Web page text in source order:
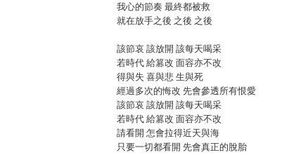
我心的節奏 最終都被救
就在放手之後 之後 之後
該節哀 該放開 該每天喝采
若時代 給篡改 面容亦不改
得與失 喜與悲 生與死
經過多次的悔改 先會參透所有恨愛
該節哀 該放開 該每天喝采
若時代 給篡改 面容亦不改
請看開 怎會拉得近天與海
只要一切都看開 先會真正的脫胎